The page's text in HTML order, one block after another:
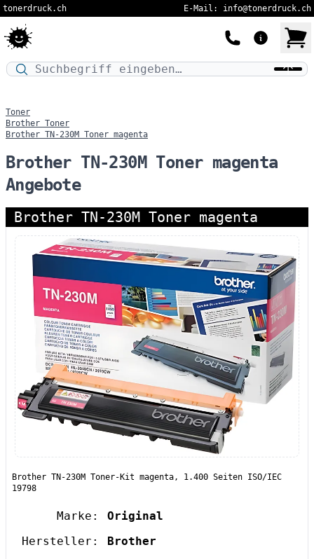
tonerdruck.ch E-Mail: info@tonerdruck.ch
Druckermodell oder Produktnamen eingeben…
Toner
Brother Toner
Brother TN-230M Toner magenta
Brother TN-230M Toner magenta
Angebote
Brother TN-230M Toner magenta
Brother TN-230M Toner-Kit magenta, 1.400 Seiten ISO/IEC
19798
Marke:
Original
Hersteller:
Brother